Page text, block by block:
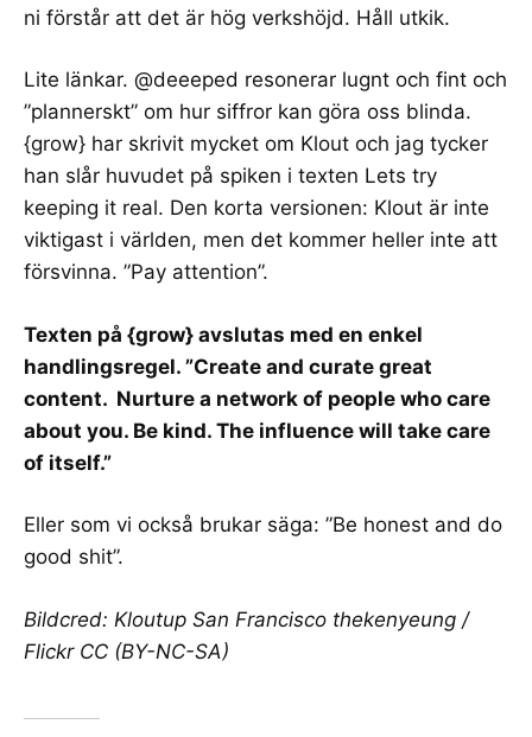
ni förstår att det är hög verkshöjd. Håll utkik.
Lite länkar. @deeeped resonerar lugnt och fint och
”plannerskt” om hur siffror kan göra oss blinda.
{grow} har skrivit mycket om Klout och jag tycker
han slår huvudet på spiken i texten Lets try
keeping it real. Den korta versionen: Klout är inte
viktigast i världen, men det kommer heller inte att
försvinna. ”Pay attention”.
Texten på {grow} avslutas med en enkel
handlingsregel. ”Create and curate great
content. Nurture a network of people who care
about you. Be kind. The influence will take care
of itself.”
Eller som vi också brukar säga: ”Be honest and do
good shit”.
Bildcred: Kloutup San Francisco thekenyeung /
Flickr CC (BY-NC-SA)